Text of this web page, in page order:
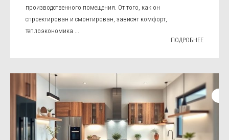
производственного помещения. От того, как он
спроектирован и смонтирован, зависят комфорт,
теплоэкономика ...
ПОДРОБНЕЕ